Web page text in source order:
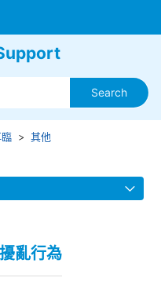
其他
亂行為